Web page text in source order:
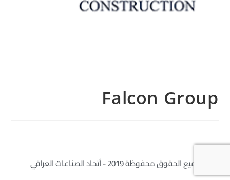
Falcon Group
جميع الحقوق محفوظة 2019 - أتحاد الصناعات العراقي